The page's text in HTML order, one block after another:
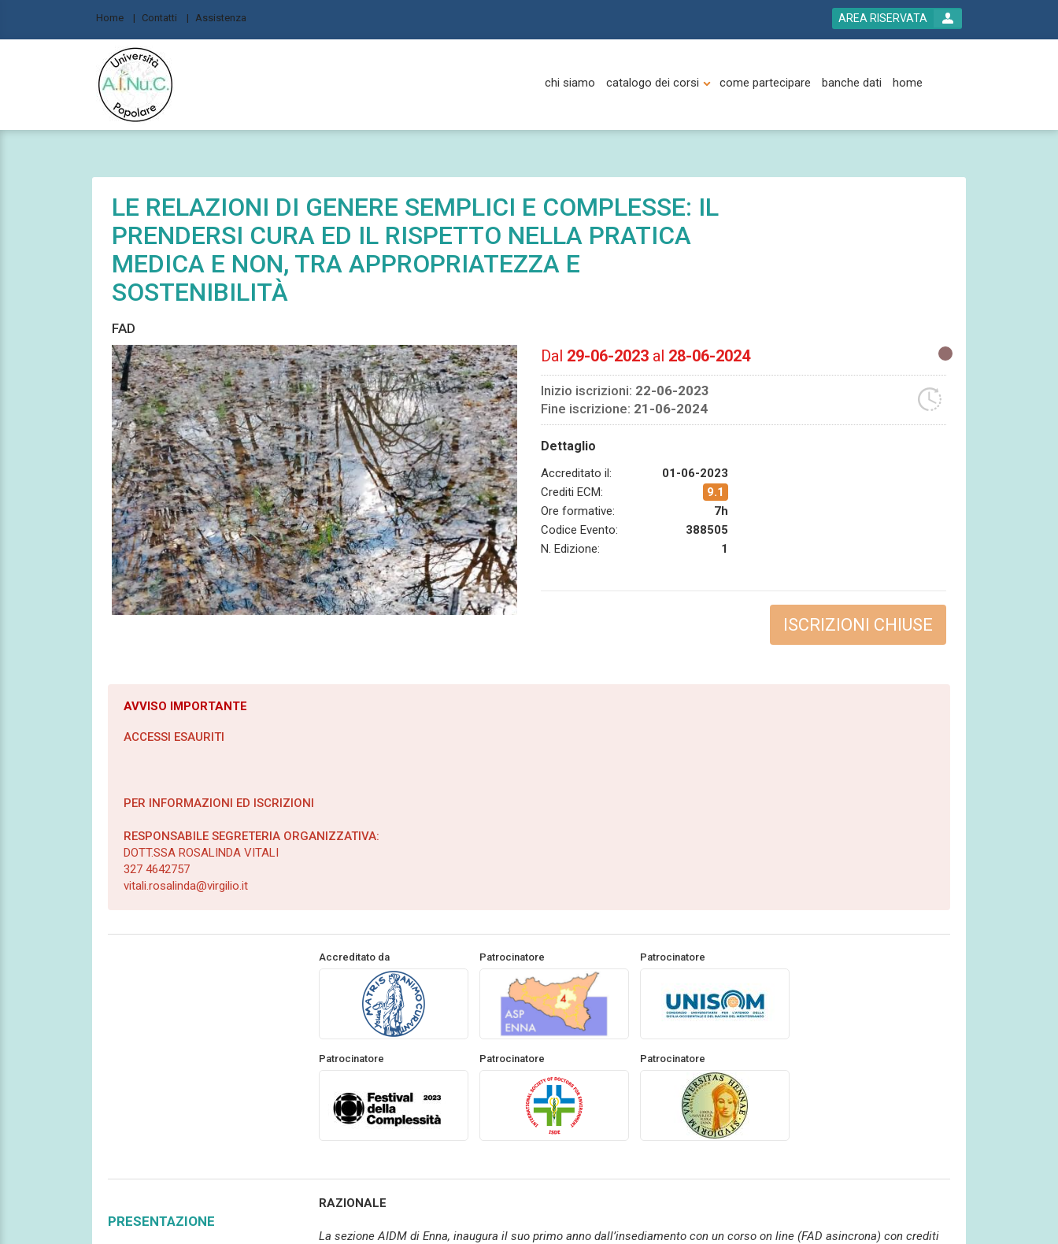
Home Contatti Assistenza AREA RISERVATA
chi siamo catalogo dei corsi come partecipare banche dati home
LE RELAZIONI DI GENERE SEMPLICI E COMPLESSE: IL
PRENDERSI CURA ED IL RISPETTO NELLA PRATICA
MEDICA E NON, TRA APPROPRIATEZZA E
SOSTENIBILITÀ
FAD
Dal 29-06-2023 al 28-06-2024
Inizio iscrizioni: 22-06-2023
Fine iscrizione: 21-06-2024
Dettaglio
Accreditato il:
01-06-2023
Crediti ECM:
9.1
Ore formative:
7h
Codice Evento:
388505
N. Edizione:
1
ISCRIZIONI CHIUSE
AVVISO IMPORTANTE
ACCESSI ESAURITI
PER INFORMAZIONI ED ISCRIZIONI
RESPONSABILE SEGRETERIA ORGANIZZATIVA:
DOTT.SSA ROSALINDA VITALI
327 4642757
vitali.rosalinda@virgilio.it
Accreditato da Patrocinatore Patrocinatore
Patrocinatore Patrocinatore Patrocinatore
PRESENTAZIONE
RAZIONALE
La sezione AIDM di Enna, inaugura il suo primo anno dall’insediamento con un corso on line (FAD asincrona) con crediti